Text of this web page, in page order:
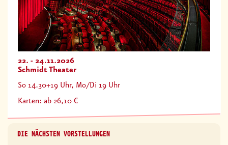
22. - 24.11.2026
Schmidt Theater
So 14.30+19 Uhr, Mo/Di 19 Uhr
Karten: ab 26,10 €
DIE NÄCHSTEN VORSTELLUNGEN